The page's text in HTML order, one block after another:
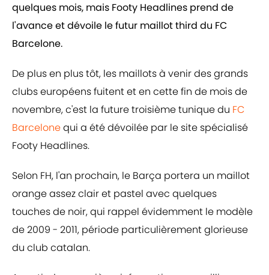
quelques mois, mais Footy Headlines prend de
l'avance et dévoile le futur maillot third du FC
Barcelone.
De plus en plus tôt, les maillots à venir des grands
clubs européens fuitent et en cette fin de mois de
novembre, c'est la future troisième tunique du FC
Barcelonequi a été dévoilée par le site spécialisé
Footy Headlines.
Selon FH, l'an prochain, le Barça portera un maillot
orange assez clair et pastel avec quelques
touches de noir, qui rappel évidemment le modèle
de 2009 - 2011, période particulièrement glorieuse
du club catalan.